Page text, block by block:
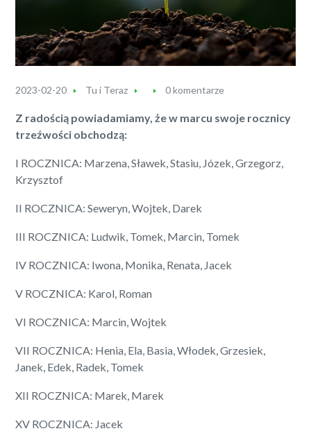
2023-02-20 Tu i Teraz 0 komentarze
Z radością powiadamiamy, że w marcu swoje rocznicy
trzeźwości obchodzą:
I ROCZNICA: Marzena, Sławek, Stasiu, Józek, Grzegorz,
Krzysztof
II ROCZNICA: Seweryn, Wojtek, Darek
III ROCZNICA: Ludwik, Tomek, Marcin, Tomek
IV ROCZNICA: Iwona, Monika, Renata, Jacek
V ROCZNICA: Karol, Roman
VI ROCZNICA: Marcin, Wojtek
VII ROCZNICA: Henia, Ela, Basia, Włodek, Grzesiek,
Janek, Edek, Radek, Tomek
XII ROCZNICA: Marek, Marek
XV ROCZNICA: Jacek